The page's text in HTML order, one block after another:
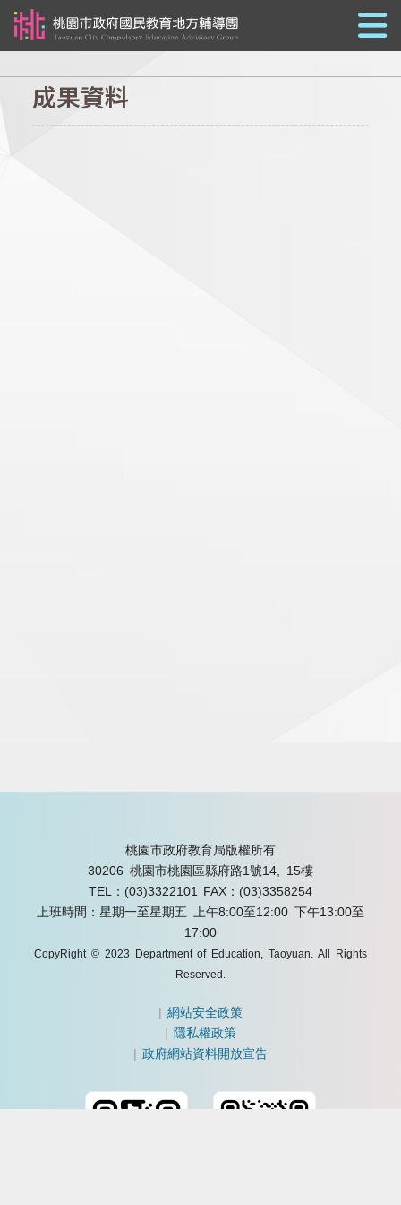
成果資料
桃園市政府教育局版權所有
30206 桃園市桃園區縣府路1號14, 15樓
TEL：(03)3322101
FAX：(03)3358254
上班時間：星期一至星期五 上午8:00至12:00 下午13:00至
17:00
CopyRight © 2023 Department of Education, Taoyuan. All Rights
Reserved.
|網站安全政策
| 隱私權政策
|政府網站資料開放宣告